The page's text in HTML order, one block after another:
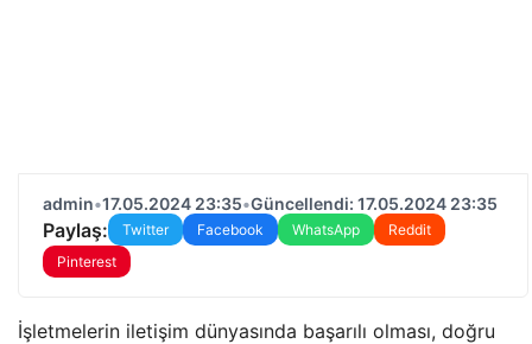
admin•17.05.2024 23:35•Güncellendi: 17.05.2024 23:35
Paylaş: Twitter Facebook WhatsApp
Reddit
Pinterest
İşletmelerin iletişim dünyasında başarılı olması, doğru